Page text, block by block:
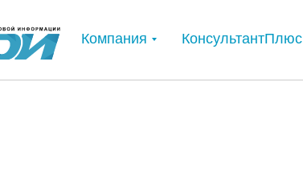
Компания КонсультантПлюс